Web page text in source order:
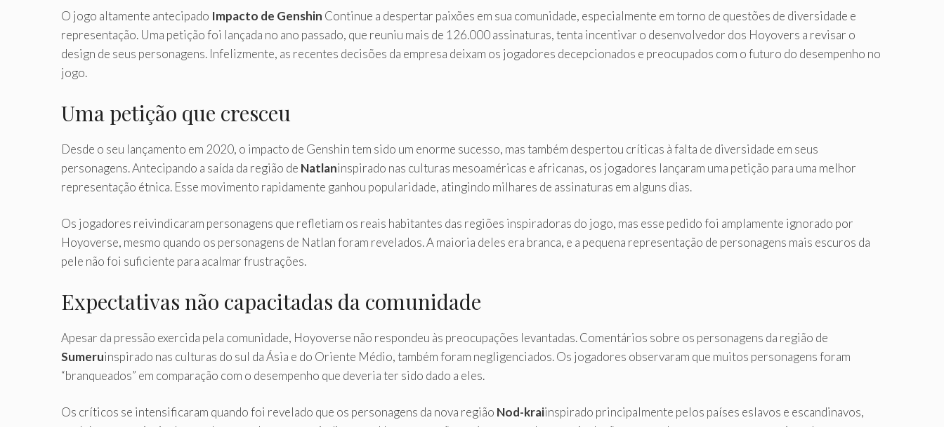
O jogo altamente antecipado Impacto de Genshin Continue a despertar paixões em sua comunidade, especialmente em torno de questões de diversidade e
representação. Uma petição foi lançada no ano passado, que reuniu mais de 126.000 assinaturas, tenta incentivar o desenvolvedor dos Hoyovers a revisar o
design de seus personagens. Infelizmente, as recentes decisões da empresa deixam os jogadores decepcionados e preocupados com o futuro do desempenho no
jogo.
Uma petição que cresceu
Desde o seu lançamento em 2020, o impacto de Genshin tem sido um enorme sucesso, mas também despertou críticas à falta de diversidade em seus
personagens. Antecipando a saída da região de Natlaninspirado nas culturas mesoaméricas e africanas, os jogadores lançaram uma petição para uma melhor
representação étnica. Esse movimento rapidamente ganhou popularidade, atingindo milhares de assinaturas em alguns dias.
Os jogadores reivindicaram personagens que refletiam os reais habitantes das regiões inspiradoras do jogo, mas esse pedido foi amplamente ignorado por
Hoyoverse, mesmo quando os personagens de Natlan foram revelados. A maioria deles era branca, e a pequena representação de personagens mais escuros da
pele não foi suficiente para acalmar frustrações.
Expectativas não capacitadas da comunidade
Apesar da pressão exercida pela comunidade, Hoyoverse não respondeu às preocupações levantadas. Comentários sobre os personagens da região de
Sumeruinspirado nas culturas do sul da Ásia e do Oriente Médio, também foram negligenciados. Os jogadores observaram que muitos personagens foram
“branqueados” em comparação com o desempenho que deveria ter sido dado a eles.
Os críticos se intensificaram quando foi revelado que os personagens da nova região Nod-kraiinspirado principalmente pelos países eslavos e escandinavos,